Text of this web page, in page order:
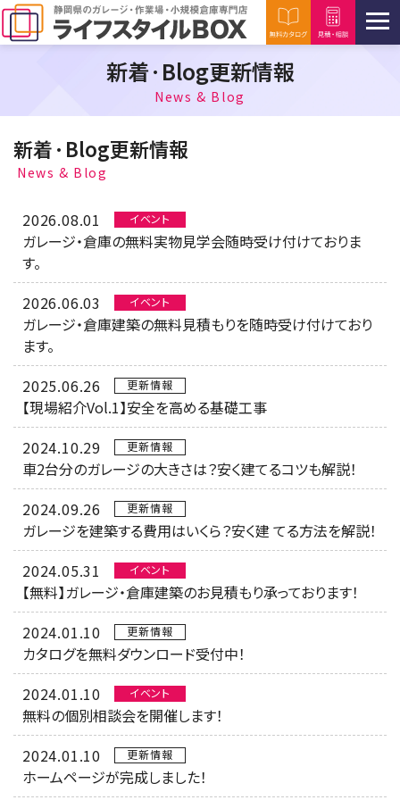
新着·Blog更新情報
News & Blog
新着·Blog更新情報
News & Blog
2026.08.01 イベント
ガレージ・倉庫の無料実物見学会随時受け付けておりま
す。
2026.06.03
イベント
ガレージ・倉庫建築の無料見積もりを随時受け付けており
ます。
2025.06.26
更新情報
【現場紹介Vol.1】安全を高める基礎工事
2024.10.29
更新情報
車2台分のガレージの大きさは？安く建てるコツも解説！
2024.09.26
更新情報
ガレージを建築する費用はいくら？安く建 てる方法を解説！
2024.05.31
イベント
【無料】ガレージ・倉庫建築のお見積もり承っております！
2024.01.10
更新情報
カタログを無料ダウンロード受付中！
2024.01.10
イベント
無料の個別相談会を開催します！
2024.01.10
更新情報
ホームページが完成しました！